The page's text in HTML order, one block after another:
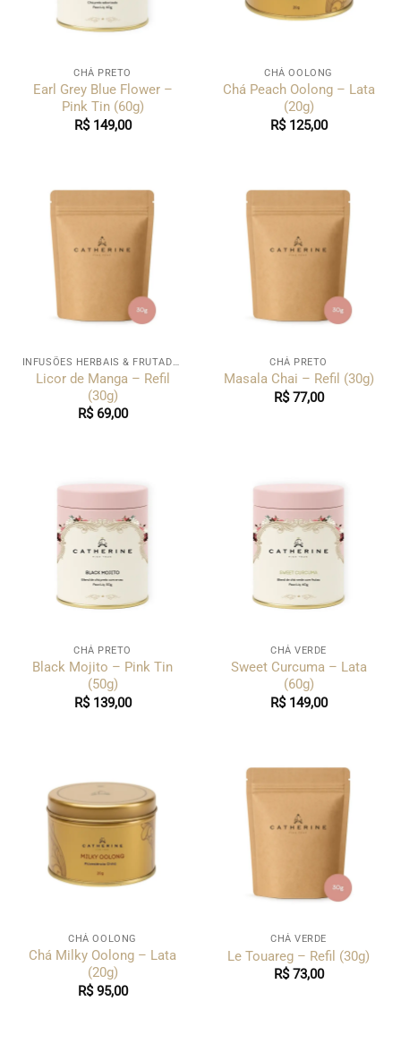
CHÁ PRETO
Earl Grey Blue Flower –
Pink Tin (60g)
R$149,00
CHÁ OOLONG
Chá Peach Oolong – Lata
(20g)
R$125,00
INFUSÕES HERBAIS & FRUTADAS
Licor de Manga – Refil
(30g)
R$69,00
CHÁ PRETO
Masala Chai – Refil (30g)
R$77,00
CHÁ PRETO
Black Mojito – Pink Tin
(50g)
R$139,00
CHÁ VERDE
Sweet Curcuma – Lata
(60g)
R$149,00
CHÁ OOLONG
Chá Milky Oolong – Lata
(20g)
R$95,00
CHÁ VERDE
Le Touareg – Refil (30g)
R$73,00